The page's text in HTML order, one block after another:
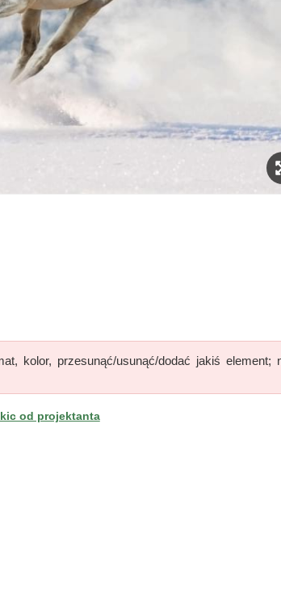
kolor, przesunąć/usunąć/dodać jakiś element;
od projektanta